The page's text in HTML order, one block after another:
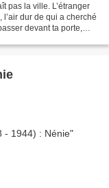
pas la ville. L’étranger
dur de qui a cherché
devant ta porte,